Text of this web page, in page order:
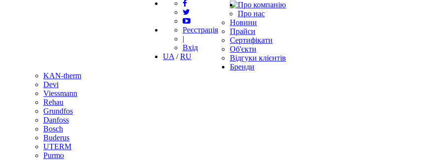
Реєстрація
|
Вхід
UA /RU
Про компанію
Про нас
Новини
Прайси
Сертифікати
Об'єкти
Відгуки клієнтів
Бренди
KAN-therm
Devi
Viessmann
Rehau
Grundfos
Danfoss
Bosch
Buderus
UTERM
Purmo